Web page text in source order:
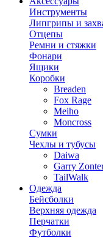
Инструменты
Липгрипы и
Отцепы
Ремни и стяжки
Фонари
Ящики
Коробки
Breaden
Fox Rage
Meiho
Moncross
Сумки
Чехлы и тубусы
Daiwa
Garry
TailWalk
Одежда
Бейсболки
Верхняя одежда
Перчатки
Футболки